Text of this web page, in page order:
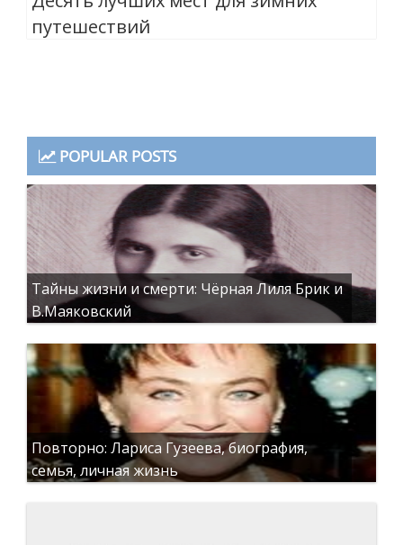
путешествий
POPULAR POSTS
Тайны жизни и смерти: Чёрная Лиля Брик и
В.Маяковский
Повторно: Лариса Гузеева, биография,
семья, личная жизнь